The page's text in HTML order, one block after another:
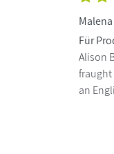
Für
Alison
fraught
an